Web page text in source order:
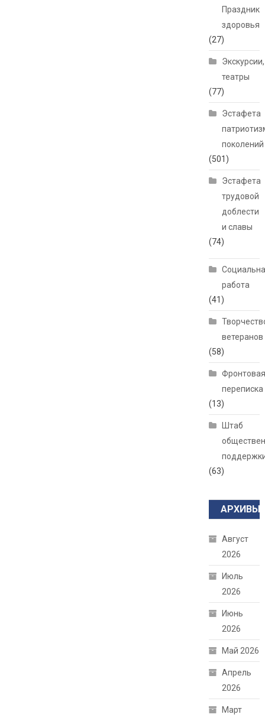
Праздник
здоровья
(27)
Экскурсии,
театры
(77)
Эстафета
поколений
(501)
Эстафета
трудовой
доблести
и славы
(74)
работа
(41)
ветеранов
(58)
переписка
(13)
Штаб
(63)
АРХИВЫ
Август
2026
Июль
2026
Июнь
2026
Май 2026
Апрель
2026
Март